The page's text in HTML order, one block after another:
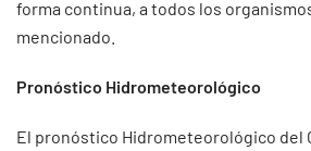
forma continua, a todos los
mencionado.
Pronóstico Hidrometeorológico
El pronóstico Hidrometeorológico del